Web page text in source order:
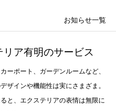
お知らせ一覧
ア有明のサービス
ーポート、ガーデンルームなど、
ザインや機能性は実にさまざま。
と、エクステリアの表情は無限に